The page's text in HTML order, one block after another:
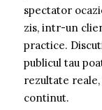
spectator
zis, intr-un
practice.
publicul tau
rezultate
continut.